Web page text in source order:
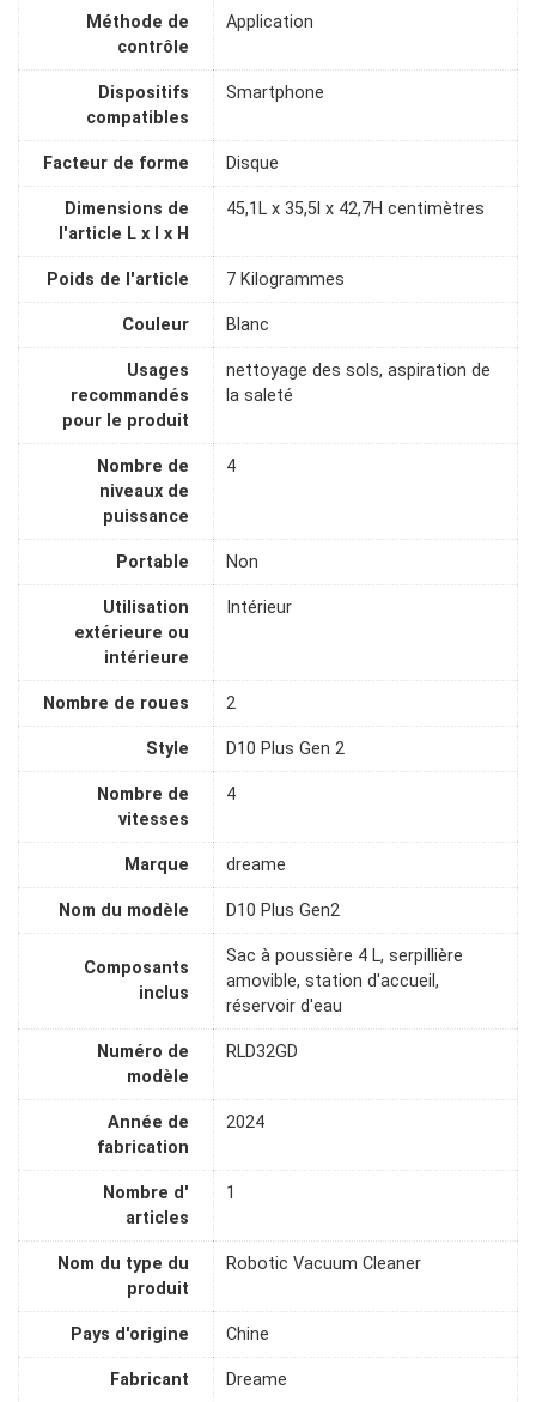
Méthode de
contrôle
Application
Dispositifs
compatibles
Smartphone
Facteur de forme Disque
Dimensions de
l'article L x l x H
45,1L x 35,5l x 42,7H centimètres
Poids de l'article 7 Kilogrammes
Couleur Blanc
Usages
recommandés
pour le produit
nettoyage des sols, aspiration de
la saleté
Nombre de
niveaux de
puissance
4
Portable Non
Utilisation
extérieure ou
intérieure
Intérieur
Nombre de roues 2
Style D10 Plus Gen 2
Nombre de
vitesses
4
Marque dreame
Nom du modèle D10 Plus Gen2
Composants
inclus
Sac à poussière 4 L, serpillière
amovible, station d'accueil,
réservoir d'eau
Numéro de
modèle
RLD32GD
Année de
fabrication
2024
Nombre d'
articles
1
Nom du type du
produit
Robotic Vacuum Cleaner
Pays d'origine Chine
Fabricant Dreame